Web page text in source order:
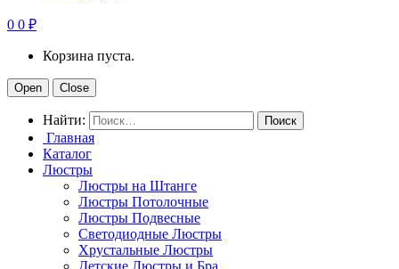
0 0 ₽
Корзина пуста.
Open Close
Найти:
Главная
Каталог
Люстры
Люстры на Штанге
Люстры Потолочные
Люстры Подвесные
Светодиодные Люстры
Хрустальные Люстры
Детские Люстры и Бра